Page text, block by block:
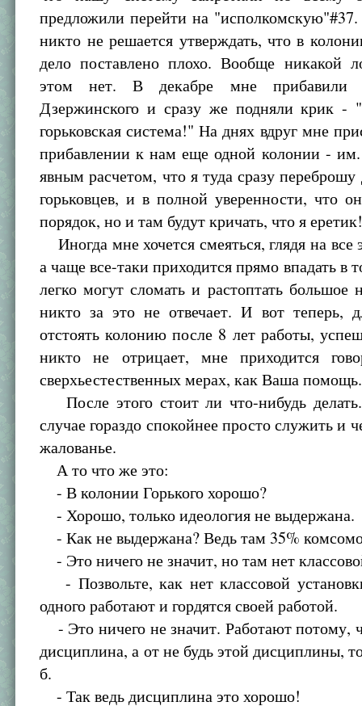
предложили перейти на
никто не решается утверждать, что в
дело поставлено плохо. Вообще никакой
этом нет. В декабре мне прибавили
Дзержинского и сразу же подняли крик -
горьковская система!" На днях вдруг мне
прибавлении к нам еще одной колонии - им.
явным расчетом, что я туда сразу переброшу
горьковцев, и в полной уверенности, что
порядок, но и там будут кричать, что я
Иногда мне хочется смеяться, глядя на все
а чаще все-таки приходится прямо впадать в
легко могут сломать и растоптать большое
никто за это не отвечает. И вот теперь,
отстоять колонию после 8 лет работы,
никто не отрицает, мне приходится
сверхьестественных мерах, как Ваша помощь.
После этого стоит ли что-нибудь
случае гораздо спокойнее просто служить и
жалованье.
А то что же это:
- В колонии Горького хорошо?
- Хорошо, только идеология не выдержана.
- Как не выдержана? Ведь там 35%
- Это ничего не значит, но там нет
- Позвольте, как нет классовой
одного работают и гордятся своей работой.
- Это ничего не значит. Работают потому,
дисциплина, а от не будь этой дисциплины,
б.
- Так ведь дисциплина это хорошо!